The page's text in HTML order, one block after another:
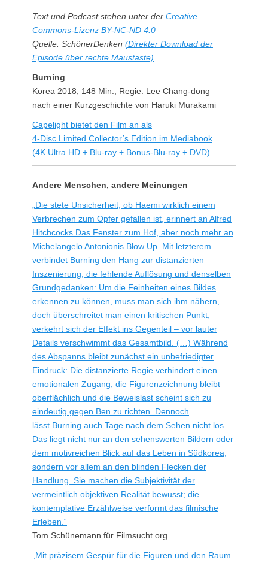
Text und Podcast stehen unter der Creative
Commons-Lizenz BY-NC-ND 4.0
Quelle: SchönerDenken (Direkter Download der
Episode über rechte Maustaste)
Burning
Korea 2018, 148 Min., Regie: Lee Chang-dong
nach einer Kurzgeschichte von Haruki Murakami
Capelight bietet den Film an als
4-Disc Limited Collector’s Edition im Mediabook
(4K Ultra HD + Blu-ray + Bonus-Blu-ray + DVD)
Andere Menschen, andere Meinungen
„Die stete Unsicherheit, ob Haemi wirklich einem
Verbrechen zum Opfer gefallen ist, erinnert an Alfred
Hitchcocks Das Fenster zum Hof, aber noch mehr an
Michelangelo Antonionis Blow Up. Mit letzterem
verbindet Burning den Hang zur distanzierten
Inszenierung, die fehlende Auflösung und denselben
Grundgedanken: Um die Feinheiten eines Bildes
erkennen zu können, muss man sich ihm nähern,
doch überschreitet man einen kritischen Punkt,
verkehrt sich der Effekt ins Gegenteil – vor lauter
Details verschwimmt das Gesamtbild. (…) Während
des Abspanns bleibt zunächst ein unbefriedigter
Eindruck: Die distanzierte Regie verhindert einen
emotionalen Zugang, die Figurenzeichnung bleibt
oberflächlich und die Beweislast scheint sich zu
eindeutig gegen Ben zu richten. Dennoch
lässt Burning auch Tage nach dem Sehen nicht los.
Das liegt nicht nur an den sehenswerten Bildern oder
dem motivreichen Blick auf das Leben in Südkorea,
sondern vor allem an den blinden Flecken der
Handlung. Sie machen die Subjektivität der
vermeintlich objektiven Realität bewusst; die
kontemplative Erzählweise verformt das filmische
Erleben.“
Tom Schünemann für Filmsucht.org
„Mit präzisem Gespür für die Figuren und den Raum